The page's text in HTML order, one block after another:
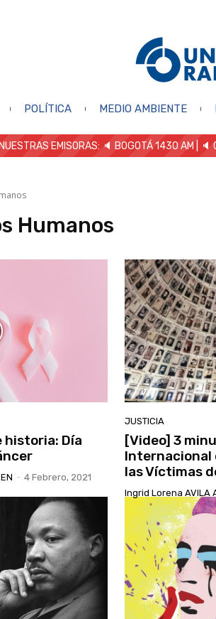
POLÍTICA MEDIO AMBIENTE
EMISORAS: 🔈 BOGOTÁ 1430 AM | 🔈
Humanos
historia: Día
- 4 Febrero, 2021
JUSTICIA
[Video] 3
Internacional
las Víctimas
Ingrid Lorena AVILA